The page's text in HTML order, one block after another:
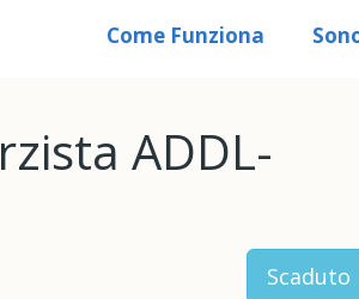
Come Funziona
ADDL-
Scaduto